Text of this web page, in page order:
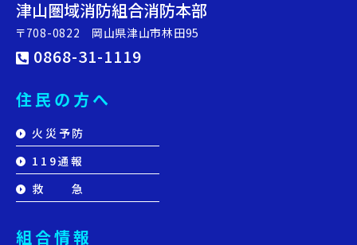
津山圏域消防組合消防本部
〒708-0822 岡山県津山市林田95
0868-31-1119
住民の方へ
火災予防
119通報
救 急
組合情報